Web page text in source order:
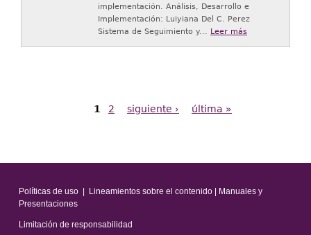
implementación. Análisis, Desarrollo e
Implementación: Luiyiana Del C. Perez
Sistema de Seguimiento y... Leer más
g
n
1 2 siguiente › última »
Políticas de uso| Lineamientos sobre el contenido|
Manuales y
Presentaciones
Limitación de responsabilidad